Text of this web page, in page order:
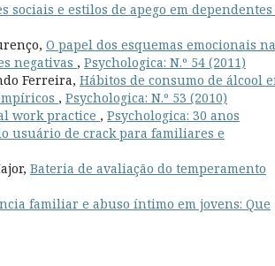
sociais e estilos de apego em dependentes
O papel dos esquemas emocionais na
negativas , Psychologica: N.º 54 (2011)
Ferreira, Hábitos de consumo de álcool
, Psychologica: N.º 53 (2010)
work practice , Psychologica: 30 anos
usuário de crack para familiares e
Bateria de avaliação do temperamento
familiar e abuso íntimo em jovens: Que